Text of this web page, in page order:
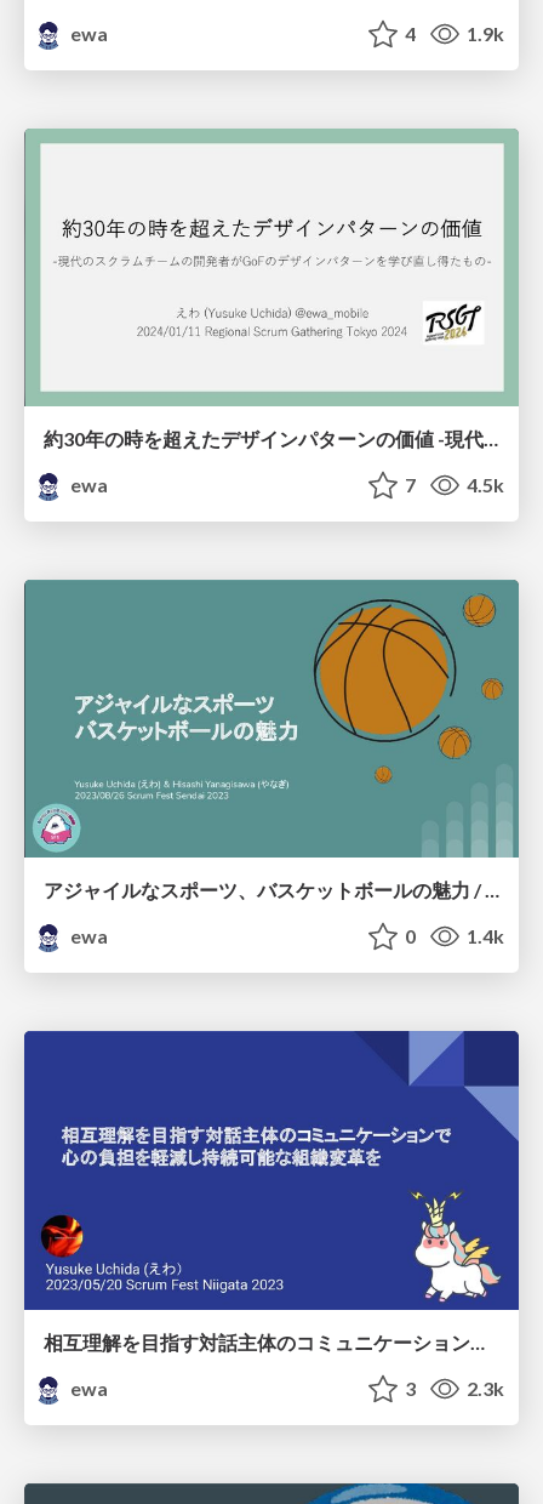
ewa
4 1.9k
約30年の時を超えたデザインパターンの価値 -現代のスクラムチームの開発者がGoFのデザインパターンを学び直し得たもの- / The Timeless Quality of GoF Design Patterns
ewa
7 4.5k
アジャイルなスポーツ、バスケットボールの魅力 / Attraction of Agile Sports Basketball
ewa
0 1.4k
相互理解を目指す対話主体のコミュニケーションで心の負担を軽減し持続可能な組織変革を/Sustainable organizational change through dialogue-based communication
ewa
3 2.3k